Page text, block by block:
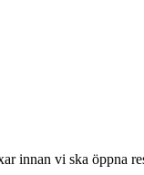
innan vi ska öppna